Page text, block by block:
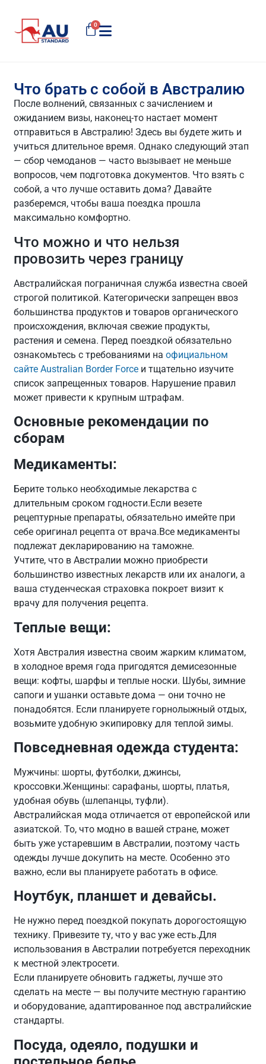
0
Что брать с собой в Австралию
После волнений, связанных с зачислением и
ожиданием визы, наконец-то настает момент
отправиться в Австралию! Здесь вы будете жить и
учиться длительное время. Однако следующий этап
— сбор чемоданов — часто вызывает не меньше
вопросов, чем подготовка документов. Что взять с
собой, а что лучше оставить дома? Давайте
разберемся, чтобы ваша поездка прошла
максимально комфортно.
Что можно и что нельзя
провозить через границу
Австралийская пограничная служба известна своей
строгой политикой. Категорически запрещен ввоз
большинства продуктов и товаров органического
происхождения, включая свежие продукты,
растения и семена. Перед поездкой обязательно
ознакомьтесь с требованиями наофициальном
сайте Australian Border Force и тщательно изучите
список запрещенных товаров. Нарушение правил
может привести к крупным штрафам.
Основные рекомендации по
сборам
Медикаменты:
Берите только необходимые лекарства с
длительным сроком годности.Если везете
рецептурные препараты, обязательно имейте при
себе оригинал рецепта от врача.Все медикаменты
подлежат декларированию на таможне.
Учтите, что в Австралии можно приобрести
большинство известных лекарств или их аналоги, а
ваша студенческая страховка покроет визит к
врачу для получения рецепта.
Теплые вещи:
Хотя Австралия известна своим жарким климатом,
в холодное время года пригодятся демисезонные
вещи: кофты, шарфы и теплые носки. Шубы, зимние
сапоги и ушанки оставьте дома — они точно не
понадобятся. Если планируете горнолыжный отдых,
возьмите удобную экипировку для теплой зимы.
Повседневная одежда студента:
Мужчины: шорты, футболки, джинсы,
кроссовки.Женщины: сарафаны, шорты, платья,
удобная обувь (шлепанцы, туфли).
Австралийская мода отличается от европейской или
азиатской. То, что модно в вашей стране, может
быть уже устаревшим в Австралии, поэтому часть
одежды лучше докупить на месте. Особенно это
важно, если вы планируете работать в офисе.
Ноутбук, планшет и девайсы.
Не нужно перед поездкой покупать дорогостоящую
технику. Привезите ту, что у вас уже есть.Для
использования в Австралии потребуется переходник
к местной электросети.
Если планируете обновить гаджеты, лучше это
сделать на месте — вы получите местную гарантию
и оборудование, адаптированное под австралийские
стандарты.
Посуда, одеяло, подушки и